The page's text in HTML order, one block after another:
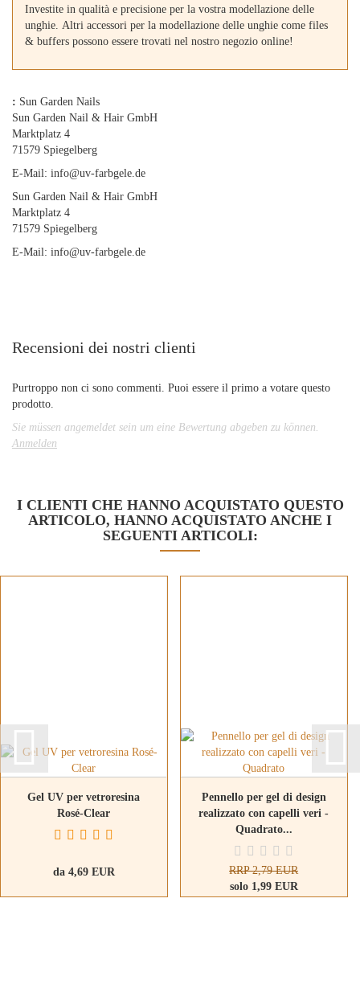
Investite in qualità e precisione per la vostra modellazione delle
unghie. Altri accessori per la modellazione delle unghie come files
& buffers possono essere trovati nel nostro negozio online!
: Sun Garden Nails
Sun Garden Nail & Hair GmbH
Marktplatz 4
71579 Spiegelberg
E-Mail: info@uv-farbgele.de
Sun Garden Nail & Hair GmbH
Marktplatz 4
71579 Spiegelberg
E-Mail: info@uv-farbgele.de
Recensioni dei nostri clienti
Purtroppo non ci sono commenti. Puoi essere il primo a votare questo
prodotto.
Sie müssen angemeldet sein um eine Bewertung abgeben zu können.
Anmelden
I CLIENTI CHE HANNO ACQUISTATO QUESTO
ARTICOLO, HANNO ACQUISTATO ANCHE I
SEGUENTI ARTICOLI:
Gel UV per vetroresina
Rosé-Clear
da 4,69 EUR
Pennello per gel di design
realizzato con capelli veri -
Quadrato...
RRP 2,79 EUR
solo 1,99 EUR